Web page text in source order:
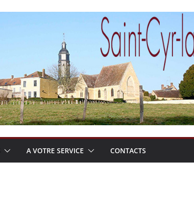
A VOTRE SERVICE CONTACTS